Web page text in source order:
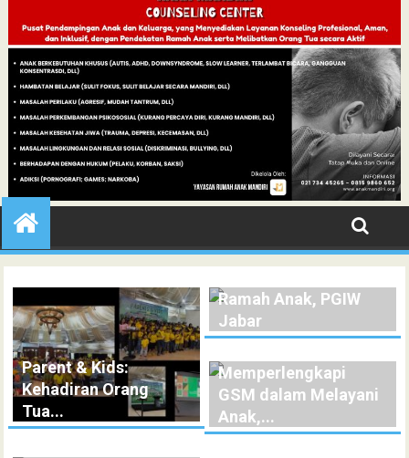
Parent & Kids:
Kehadiran Orang
Tua...
Ramah Anak, PGIW
Jabar
Memperlengkapi
GSM dalam Melayani
Anak,...